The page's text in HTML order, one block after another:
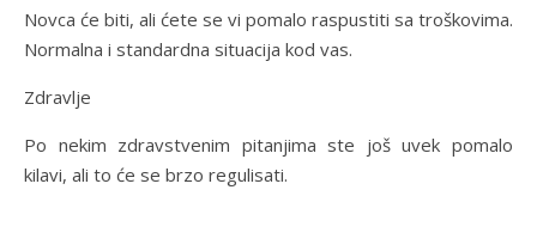
Novca će biti, ali ćete se vi pomalo raspustiti sa troškovima.
Normalna i standardna situacija kod vas.
Zdravlje
Po nekim zdravstvenim pitanjima ste još uvek pomalo
kilavi, ali to će se brzo regulisati.